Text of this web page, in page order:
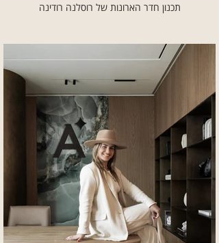
תכנון חדר הארונות של רוסלנה רודינה